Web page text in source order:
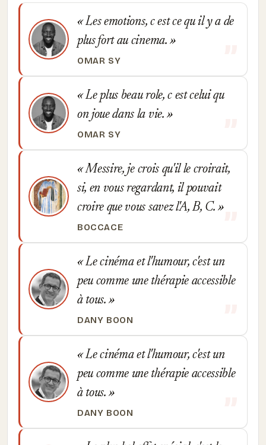
Les emotions, c est ce qu il y a de
plus fort au cinema.
OMAR SY
Le plus beau role, c est celui qu
on joue dans la vie.
OMAR SY
Messire, je crois qu'il le croirait,
si, en vous regardant, il pouvait
croire que vous savez l'A, B, C.
BOCCACE
Le cinéma et l'humour, c'est un
peu comme une thérapie accessible
à tous.
DANY BOON
Le cinéma et l'humour, c'est un
peu comme une thérapie accessible
à tous.
DANY BOON